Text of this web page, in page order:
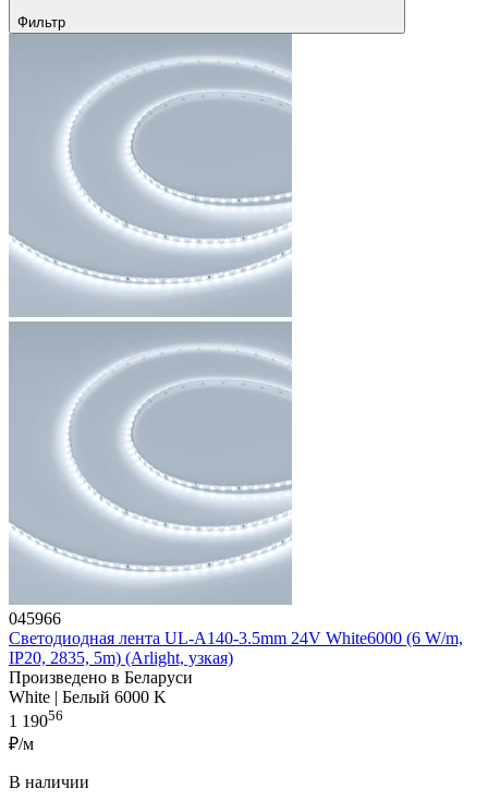
Фильтр
045966
Светодиодная лента UL-A140-3.5mm 24V White6000 (6 W/m,
IP20, 2835, 5m) (Arlight, узкая)
Произведено в Беларуси
White | Белый 6000 K
1 19056
₽/м
В наличии